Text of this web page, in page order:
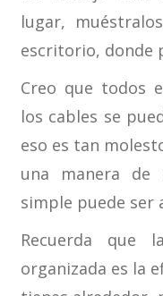
lugar,
escritorio, donde
Creo que todos
los cables se
eso es tan
una manera de
simple puede ser
Recuerda que
organizada es la